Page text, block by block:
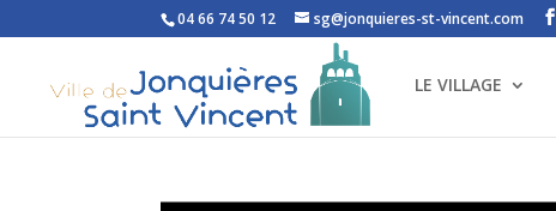
04 66 74 50 12 sg@jonquieres-st-vincent.com
LE VILLAGE